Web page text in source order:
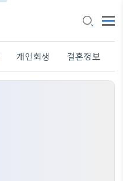
개인회생 결혼정보